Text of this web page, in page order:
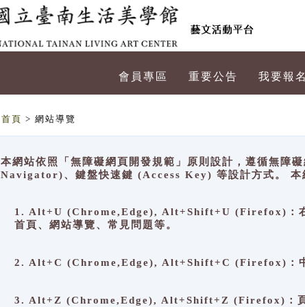
會員專區 重要公告 我要報名
首頁 > 網站導覽
本網站依照「無障礙網頁開發規範」原則設計，遵循無
Navigator)、鍵盤快速鍵 (Access Key) 等設計方式。 本
1. Alt+U (Chrome,Edge), Alt+Shift+U (Firefox)：右
首頁、網站導覽、常見問題等。
2. Alt+C (Chrome,Edge), Alt+Shift+C (Firefox)：中
3. Alt+Z (Chrome,Edge), Alt+Shift+Z (Firefox)：頁